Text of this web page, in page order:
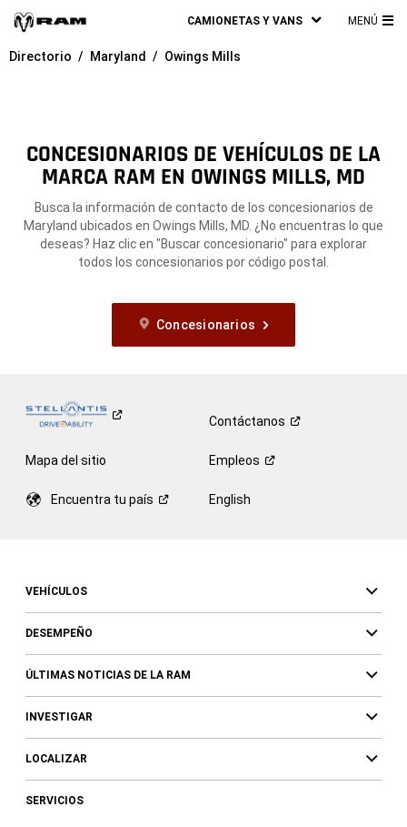
CAMIONETAS Y VANS MENÚ
Directorio Maryland Owings Mills
CONCESIONARIOS DE VEHÍCULOS DE LA
MARCA RAM EN OWINGS MILLS, MD
Busca la información de contacto de los concesionarios de
Maryland ubicados en Owings Mills, MD. ¿No encuentras lo que
deseas? Haz clic en "Buscar concesionario" para explorar
todos los concesionarios por código postal.
Concesionarios
Contáctanos
Mapa del sitio Empleos
Encuentra tu país English
VEHÍCULOS
DESEMPEÑO
ÚLTIMAS NOTICIAS DE LA RAM
INVESTIGAR
LOCALIZAR
SERVICIOS